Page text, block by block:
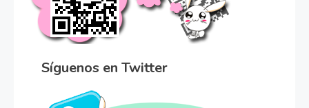
Síguenos en Twitter